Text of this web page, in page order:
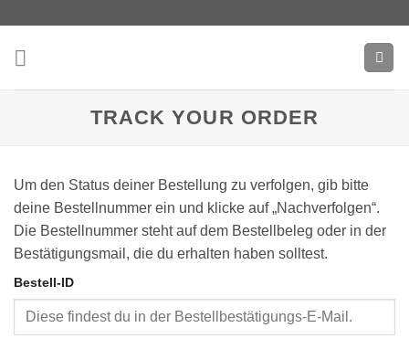
springen
TRACK YOUR ORDER
Um den Status deiner Bestellung zu verfolgen, gib bitte
deine Bestellnummer ein und klicke auf „Nachverfolgen“.
Die Bestellnummer steht auf dem Bestellbeleg oder in der
Bestätigungsmail, die du erhalten haben solltest.
Bestell-ID